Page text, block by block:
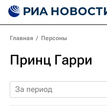
Главная / Персоны
Принц Гарри
За период